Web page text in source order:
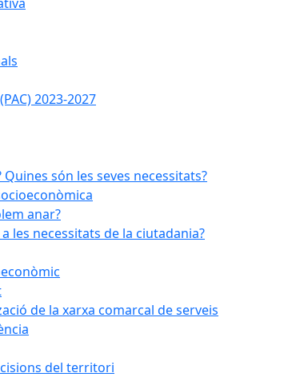
2023-2027
són les seves necessitats?
anar?
les necessitats de la ciutadania?
de la xarxa comarcal de serveis
del territori